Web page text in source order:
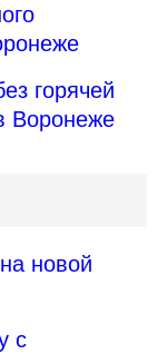
горячей
Воронеже
новой
с